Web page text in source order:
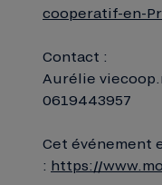
cooperatif-en-
Contact :
Aurélie
0619443957
Cet événement
: https://